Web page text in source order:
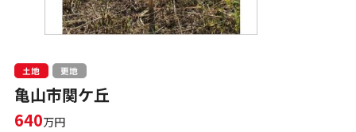
土地 更地
亀山市関ケ丘
640万円